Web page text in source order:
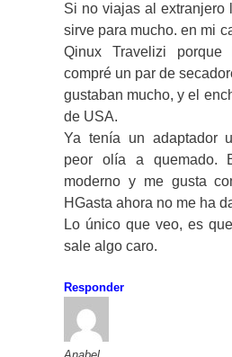
Si no viajas al extranjero
sirve para mucho. en mi
Qinux Travelizi
compré un par de
gustaban mucho, y el
de USA.
Ya tenía un adaptador
peor olía a quemado.
moderno y me gusta
HGasta ahora no me ha
Lo único que veo, es
sale algo caro.
Responder